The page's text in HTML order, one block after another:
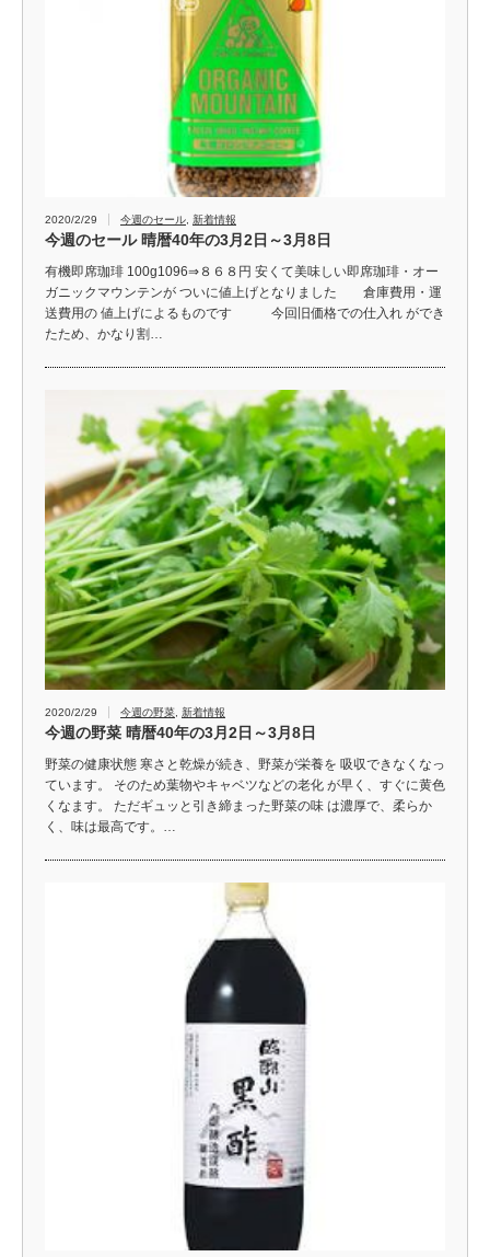
2020/2/29 今週のセール 新着情報
今週のセール 晴暦40年の3月2日～3月8日
有機即席珈琲 100g1096⇒８６８円 安くて美味しい即席珈琲・オー
ガニックマウンテンが ついに値上げとなりました 倉庫費用・運
送費用の 値上げによるものです 今回旧価格での仕入れ ができ
たため、かなり割…
2020/2/29 今週の野菜 新着情報
今週の野菜 晴暦40年の3月2日～3月8日
野菜の健康状態 寒さと乾燥が続き、野菜が栄養を 吸収できなくなっ
ています。 そのため葉物やキャベツなどの老化 が早く、すぐに黄色
くなます。 ただギュッと引き締まった野菜の味 は濃厚で、柔らか
く、味は最高です。…